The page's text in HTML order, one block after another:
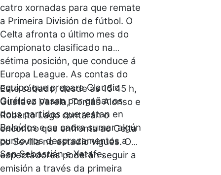
catro xornadas para que remate
a Primeira División de fútbol. O
Celta afronta o último mes do
campionato clasificado na
sétima posición, que conduce á
Europa League. As contas do
equipo que prepara Claudio
Giráldez pasan por gañar os
dous partidos que restan en
Balaídos e se cadra sumar algún
punto nos desprazamentos a
San Sebastián e Xetafe.
Este sábado, desde as 15:45 h,
Gustavo Varela, Tomás Alonso e
Roberto Lago contarán o
encontro que enfronta ao Celta
co Sevilla no estadio vigués. Os
espectadores poderán seguir a
emisión a través da primeira